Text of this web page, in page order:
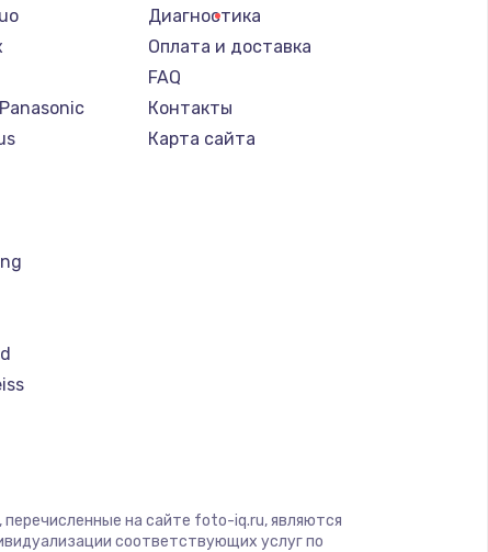
Диагностика
Оплата и доставка
FAQ
Контакты
Карта сайта
на сайте foto-iq.ru, являются
соответствующих услуг по